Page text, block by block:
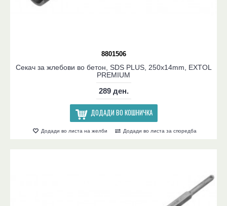
8801506
Секач за жлебови во бетон, SDS PLUS, 250x14mm, EXTOL
PREMIUM
289 ден.
ДОДАДИ ВО КОШНИЧКА
Додади во листа на желби Додади во листа за споредба